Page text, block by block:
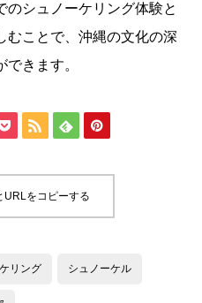
のシュノーケリング体験と
むことで、沖縄の文化の深
きます。
  
URLをコピーする
リング シュノーケル